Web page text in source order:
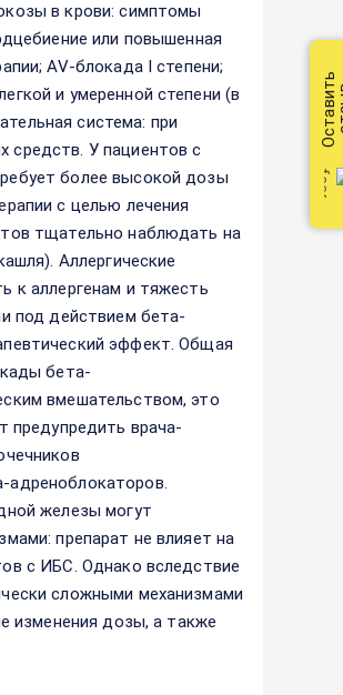
в крови: симптомы
или повышенная
AV-блокада I степени;
и умеренной степени (в
система: при
средств. У пациентов с
более высокой дозы
с целью лечения
тщательно наблюдать на
Аллергические
к аллергенам и тяжесть
под действием бета-
эффект. Общая
бета-
вмешательством, это
предупредить врача-
адреноблокаторов.
железы могут
препарат не влияет на
с ИБС. Однако вследствие
сложными механизмами
изменения дозы, а также
Оставить